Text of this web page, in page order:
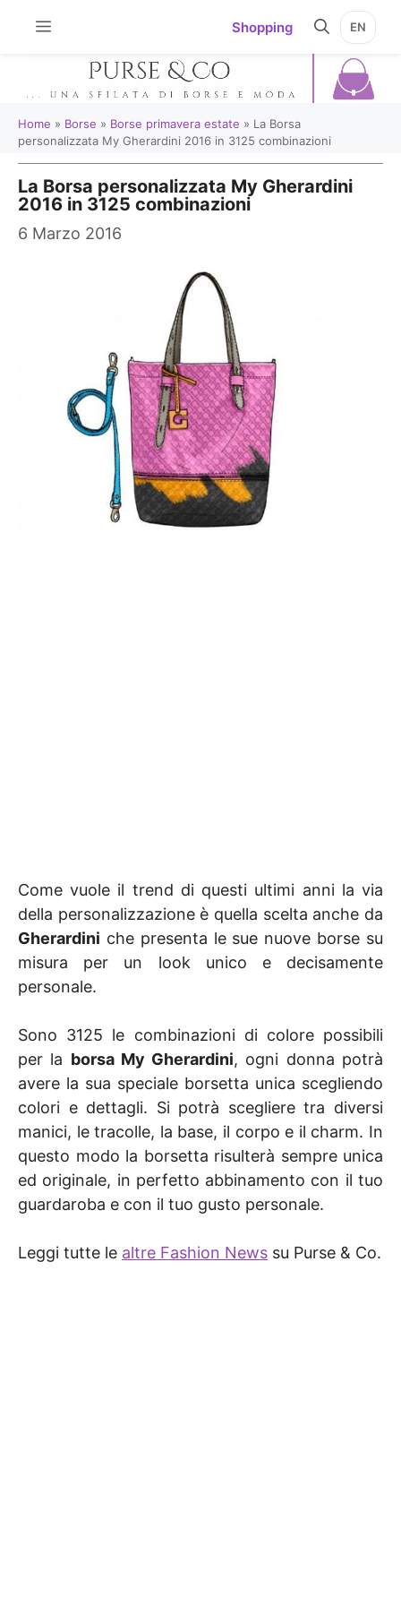
Shopping EN
Home » Borse » Borse primavera estate » La Borsa
personalizzata My Gherardini 2016 in 3125 combinazioni
La Borsa personalizzata My Gherardini
2016 in 3125 combinazioni
6 Marzo 2016
Come vuole il trend di questi ultimi anni la via
della personalizzazione è quella scelta anche da
Gherardini che presenta le sue nuove borse su
misura per un look unico e decisamente
personale.
Sono 3125 le combinazioni di colore possibili
per la borsa My Gherardini, ogni donna potrà
avere la sua speciale borsetta unica scegliendo
colori e dettagli. Si potrà scegliere tra diversi
manici, le tracolle, la base, il corpo e il charm. In
questo modo la borsetta risulterà sempre unica
ed originale, in perfetto abbinamento con il tuo
guardaroba e con il tuo gusto personale.
Leggi tutte le altre Fashion News su Purse & Co.